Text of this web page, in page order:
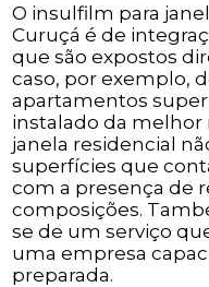
O insulfilm para
Curuçá é de
que são expostos
caso, por exemplo,
apartamentos
instalado da melhor
janela residencial
superfícies que
com a presença de
composições.
se de um serviço
uma empresa
preparada.